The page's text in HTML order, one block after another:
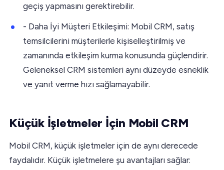
geçiş yapmasını gerektirebilir.
- Daha İyi Müşteri Etkileşimi: Mobil CRM, satış
temsilcilerini müşterilerle kişiselleştirilmiş ve
zamanında etkileşim kurma konusunda güçlendirir.
Geleneksel CRM sistemleri aynı düzeyde esneklik
ve yanıt verme hızı sağlamayabilir.
Küçük İşletmeler İçin Mobil CRM
Mobil CRM, küçük işletmeler için de aynı derecede
faydalıdır. Küçük işletmelere şu avantajları sağlar: